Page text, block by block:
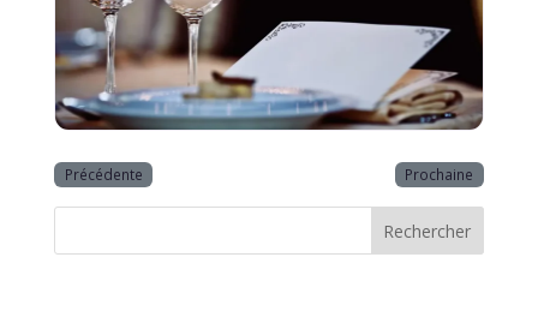
Précédente Prochaine
Rechercher